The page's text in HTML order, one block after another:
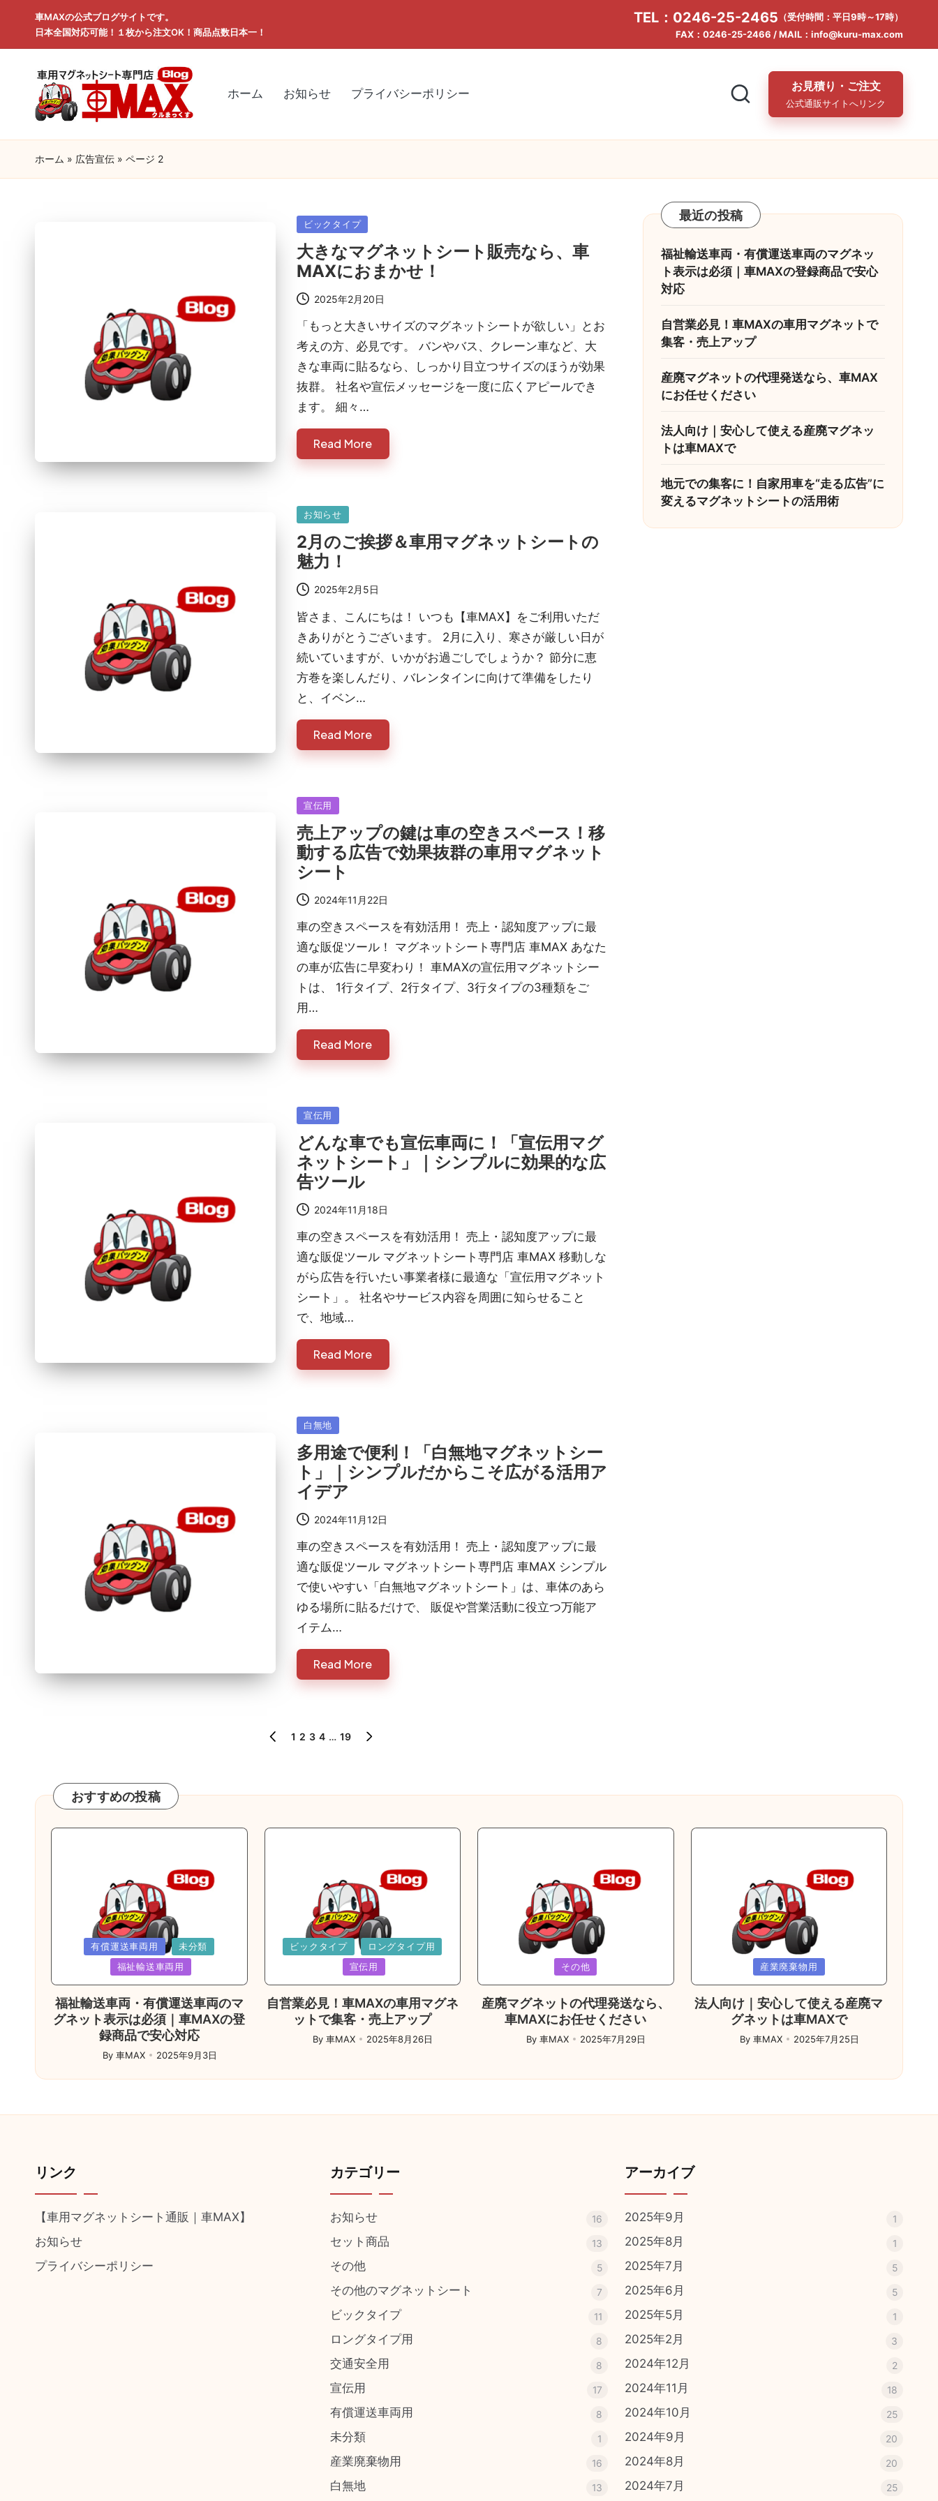
車MAXの公式ブログサイトです。
日本全国対応可能！１枚から注文OK！商品点数日本一！
TEL：0246-25-2465 （受付時間：平日9時～17時）
FAX：0246-25-2466 / MAIL：info@kuru-max.com
ホーム お知らせ プライバシーポリシー
お見積り・ご注文
公式通販サイトへリンク
ホーム » 広告宣伝 » ページ 2
Posted
in
ビックタイプ
大きなマグネットシート販売なら、車
MAXにおまかせ！
2025年2月20日
「もっと大きいサイズのマグネットシートが欲しい」とお
考えの方、必見です。 バンやバス、クレーン車など、大
きな車両に貼るなら、しっかり目立つサイズのほうが効果
抜群。 社名や宣伝メッセージを一度に広くアピールでき
ます。 細々…
Read More
Posted
in
お知らせ
2月のご挨拶＆車用マグネットシートの
魅力！
2025年2月5日
皆さま、こんにちは！ いつも【車MAX】をご利用いただ
きありがとうございます。 2月に入り、寒さが厳しい日が
続いていますが、いかがお過ごしでしょうか？ 節分に恵
方巻を楽しんだり、バレンタインに向けて準備をしたり
と、イベン…
Read More
Posted
in
宣伝用
売上アップの鍵は車の空きスペース！移
動する広告で効果抜群の車用マグネット
シート
2024年11月22日
車の空きスペースを有効活用！ 売上・認知度アップに最
適な販促ツール！ マグネットシート専門店 車MAX あなた
の車が広告に早変わり！ 車MAXの宣伝用マグネットシー
トは、 1行タイプ、2行タイプ、3行タイプの3種類をご
用…
Read More
Posted
in
宣伝用
どんな車でも宣伝車両に！「宣伝用マグ
ネットシート」｜シンプルに効果的な広
告ツール
2024年11月18日
車の空きスペースを有効活用！ 売上・認知度アップに最
適な販促ツール マグネットシート専門店 車MAX 移動しな
がら広告を行いたい事業者様に最適な「宣伝用マグネット
シート」。 社名やサービス内容を周囲に知らせること
で、地域…
Read More
Posted
in
白無地
多用途で便利！「白無地マグネットシー
ト」｜シンプルだからこそ広がる活用ア
イデア
2024年11月12日
車の空きスペースを有効活用！ 売上・認知度アップに最
適な販促ツール マグネットシート専門店 車MAX シンプル
で使いやすい「白無地マグネットシート」は、車体のあら
ゆる場所に貼るだけで、 販促や営業活動に役立つ万能ア
イテム…
Read More
の
ペ
PREVIOUS
1 2 3 4 … 19
最近の投稿
福祉輸送車両・有償運送車両のマグネッ
ト表示は必須｜車MAXの登録商品で安心
対応
自営業必見！車MAXの車用マグネットで
集客・売上アップ
産廃マグネットの代理発送なら、車MAX
にお任せください
法人向け｜安心して使える産廃マグネッ
トは車MAXで
地元での集客に！自家用車を“走る広告”に
変えるマグネットシートの活用術
おすすめの投稿
Posted有償運送車両用
未分類
福祉輸送車両用
福祉輸送車両・有償運送車両のマ
グネット表示は必須｜車MAXの登
録商品で安心対応
Posted
By 車MAX 2025年9月3日
Posted
ビックタイプ
ロングタイプ用
宣伝用
自営業必見！車MAXの車用マグネ
ットで集客・売上アップ
Posted
By車MAX 2025年8月26日
in
その他
産廃マグネットの代理発送なら、
車MAXにお任せください
Posted
By車MAX 2025年7月29日
in
産業廃棄物用
法人向け｜安心して使える産廃マ
グネットは車MAXで
Posted
By 車MAX 2025年7月25日
リンク
【車用マグネットシート通販｜車MAX】
お知らせ
プライバシーポリシー
カテゴリー
お知らせ 16
セット商品 13
その他 5
その他のマグネットシート 7
ビックタイプ 11
ロングタイプ用 8
交通安全用 8
宣伝用 17
有償運送車両用 8
未分類 1
産業廃棄物用 16
白無地 13
アーカイブ
2025年9月 1
2025年8月 1
2025年7月 5
2025年6月 5
2025年5月 1
2025年2月 3
2024年12月 2
2024年11月 18
2024年10月 25
2024年9月 20
2024年8月 20
2024年7月 25